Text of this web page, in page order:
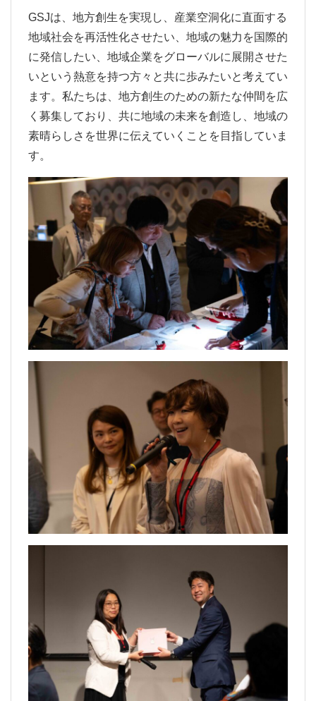
GSJは、地方創生を実現し、産業空洞化に直面する
地域社会を再活性化させたい、地域の魅力を国際的
に発信したい、地域企業をグローバルに展開させた
いという熱意を持つ方々と共に歩みたいと考えてい
ます。私たちは、地方創生のための新たな仲間を広
く募集しており、共に地域の未来を創造し、地域の
素晴らしさを世界に伝えていくことを目指していま
す。